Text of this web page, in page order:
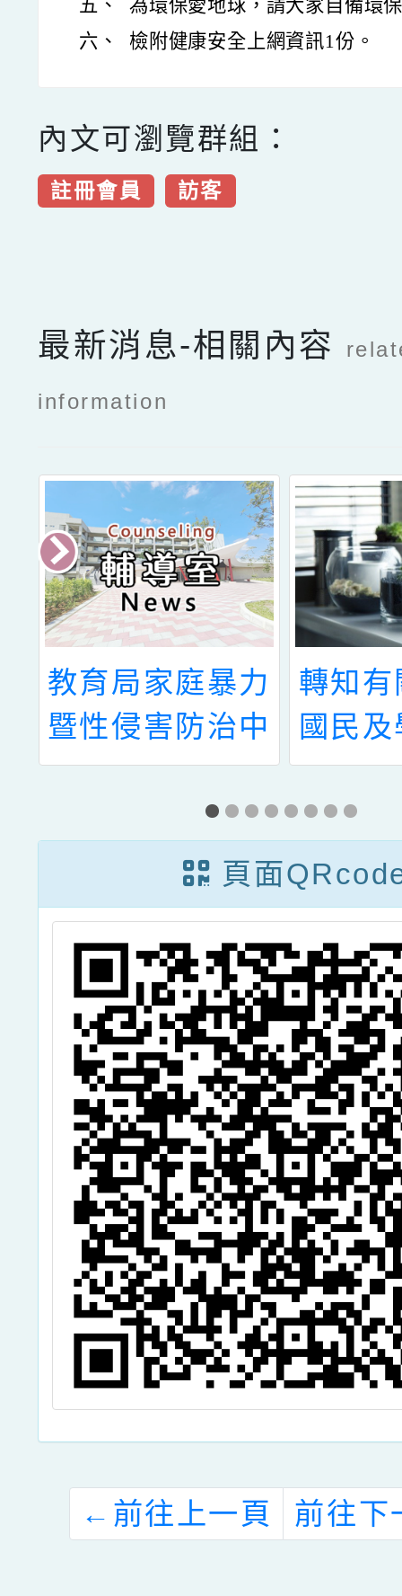
五、
為環保愛地球，請大家自備環
六、
檢附健康安全上網資訊1份。
內文可瀏覽群組：
註冊會員 訪客
最新消息-相關內容
information
教育局家庭暴力
暨性侵害防治中
心115年度「性
別暴力防治影像
巡迴影展」
轉知
國民
署函
府自
日起
務榮
店優
宣導
請
頁面
← 前往上一頁 前往下